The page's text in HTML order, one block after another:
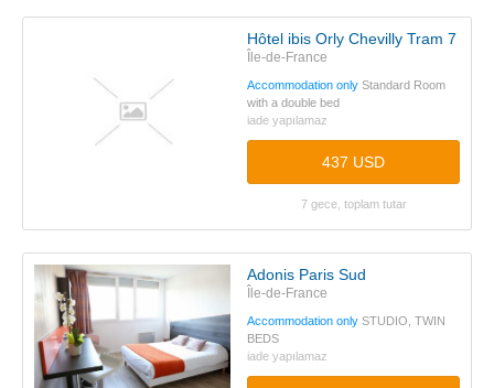
Hôtel ibis Orly Chevilly Tram 7
Île-de-France
Accommodation only Standard Room
with a double bed
iade yapılamaz
437 USD
7 gece, toplam tutar
Adonis Paris Sud
Île-de-France
Accommodation only STUDIO, TWIN
BEDS
iade yapılamaz